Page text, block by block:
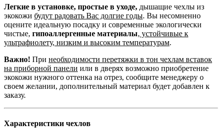
Легкие в установке, простые в уходе, дышащие чехлы из
экокожи будут радовать Вас долгие годы. Вы несомненно
оцените идеальную посадку и современные экологически
чистые, гипоаллергенные материалы, устойчивые к
ультрафиолету, низким и высоким температурам.
Важно! При необходимости перетяжки в тон чехлам вставок
на приборной панели или в дверях возможно приобретение
экокожи нужного оттенка на отрез, сообщите менеджеру о
своем желании, дополнительный материал будет добавлен к
заказу.
Характеристики чехлов